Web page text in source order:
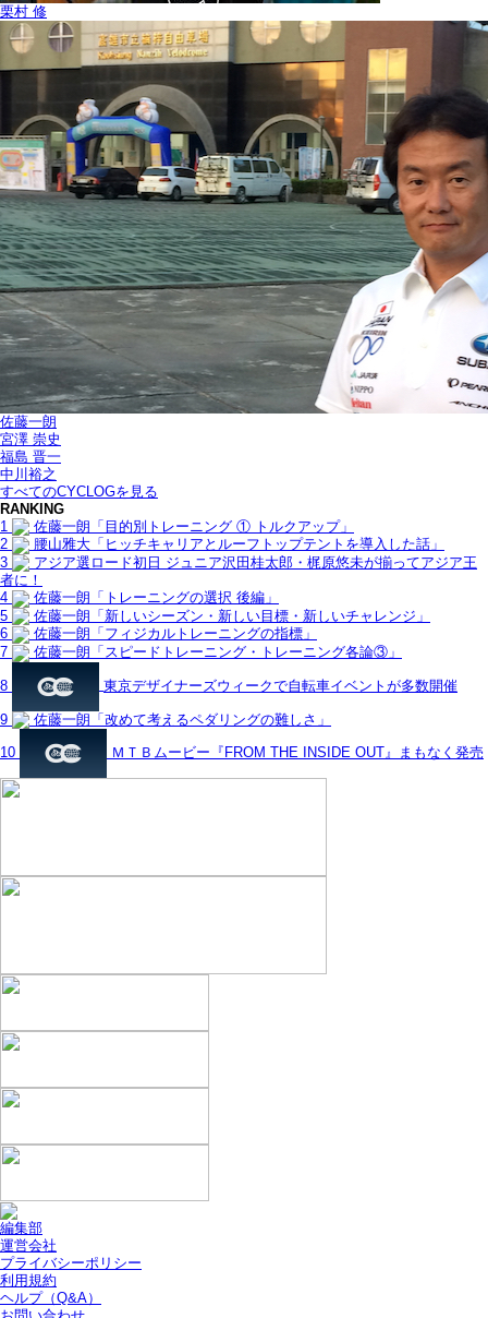
栗村 修
佐藤一朗
宮澤 崇史
福島 晋一
中川裕之
すべてのCYCLOGを見る
RANKING
1
佐藤一朗「目的別トレーニング ① トルクアップ」
2
腰山雅大「ヒッチキャリアとルーフトップテントを導入した話」
3
アジア選ロード初日 ジュニア沢田桂太郎・梶原悠未が揃ってアジア王
者に！
4
佐藤一朗「トレーニングの選択 後編」
5
佐藤一朗「新しいシーズン・新しい目標・新しいチャレンジ」
6
佐藤一朗「フィジカルトレーニングの指標」
7
佐藤一朗「スピードトレーニング・トレーニング各論③」
8 東京デザイナーズウィークで自転車イベントが多数開催
9 佐藤一朗「改めて考えるペダリングの難しさ」
10 ＭＴＢムービー『FROM THE INSIDE OUT』まもなく発売
編集部
運営会社
プライバシーポリシー
利用規約
ヘルプ（Q&A）